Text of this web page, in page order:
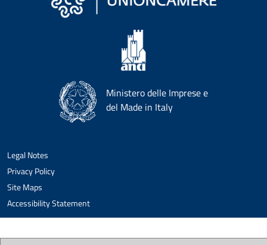
Ministero delle Imprese e
del Made in Italy
Legal Notes
Privacy Policy
Site Maps
Accessibility Statement